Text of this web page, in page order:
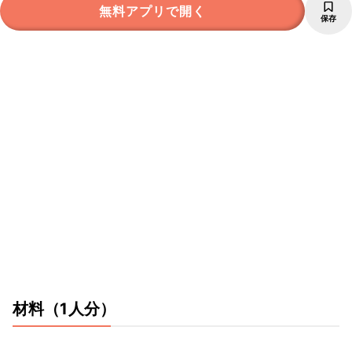
無料アプリで開く 保存
材料（1人分）